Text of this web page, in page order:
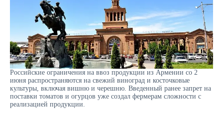
Российские ограничения на ввоз продукции из Армении со 2
июня распространяются на свежий виноград и косточковые
культуры, включая вишню и черешню. Введенный ранее запрет на
поставки томатов и огурцов уже создал фермерам сложности с
реализацией продукции.